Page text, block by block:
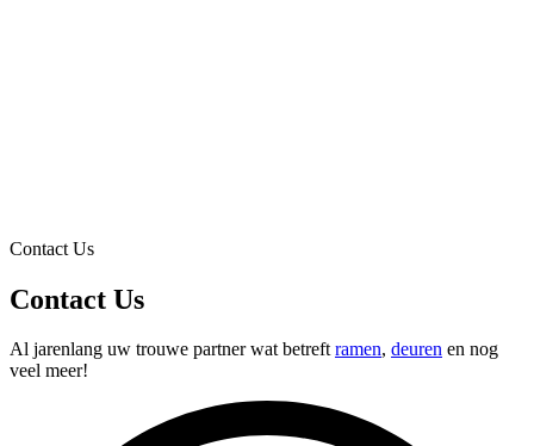
Contact Us
Contact Us
Al jarenlang uw trouwe partner wat betreftramen, deuren en nog
veel meer!